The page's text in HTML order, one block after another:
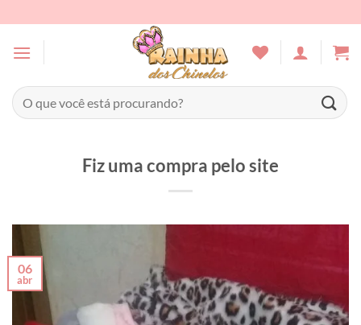
to
content
Pesquisar
por:
Fiz uma compra pelo site
06
abr